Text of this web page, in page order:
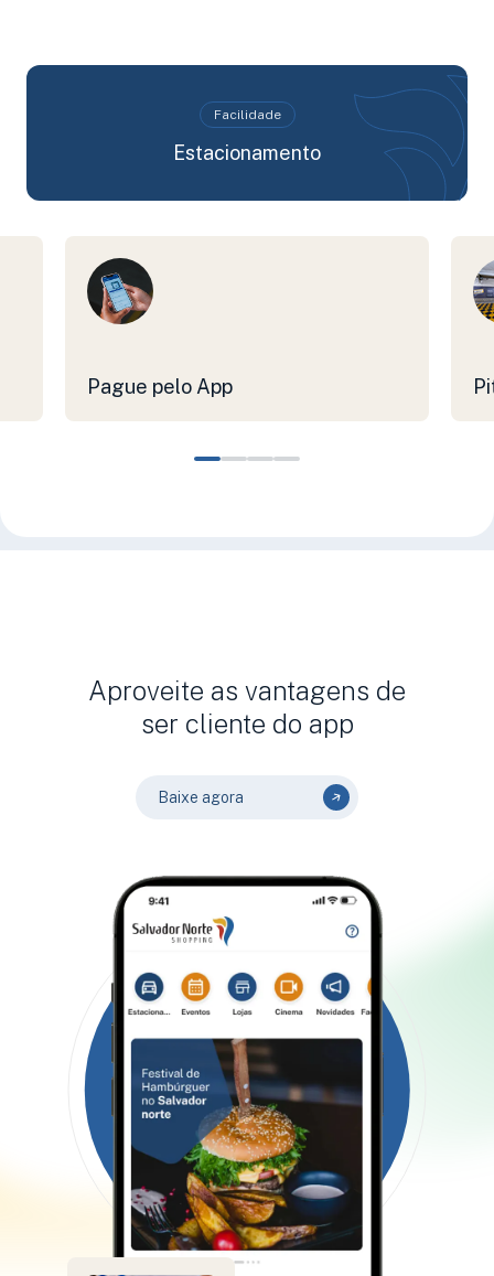
Facilidade
Estacionamento
Pague pelo App
Aproveite as vantagens de
ser cliente do app
Baixe agora